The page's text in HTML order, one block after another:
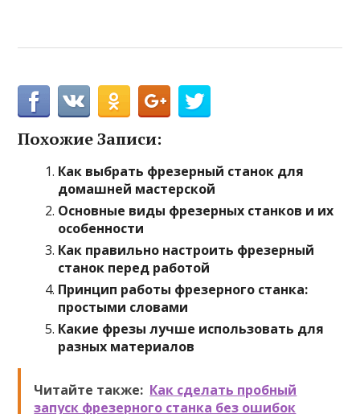
Похожие Записи:
Как выбрать фрезерный станок для
домашней мастерской
Основные виды фрезерных станков и их
особенности
Как правильно настроить фрезерный
станок перед работой
Принцип работы фрезерного станка:
простыми словами
Какие фрезы лучше использовать для
разных материалов
Читайте также: Как сделать пробный
запуск фрезерного станка без ошибок